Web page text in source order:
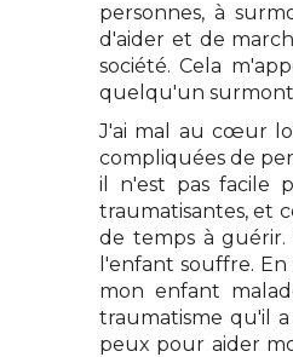
personnes, à
d'aider et de
société. Cela
quelqu'un
J'ai mal au cœur
compliquées de
il n'est pas facile
traumatisantes, et
de temps à
l'enfant souffre.
mon enfant
traumatisme qu'il
peux pour aider